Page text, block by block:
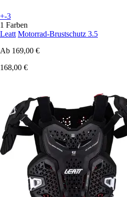
+-3
1 Farben
Leatt Motorrad-Brustschutz 3.5
Ab 169,00 €
168,00 €